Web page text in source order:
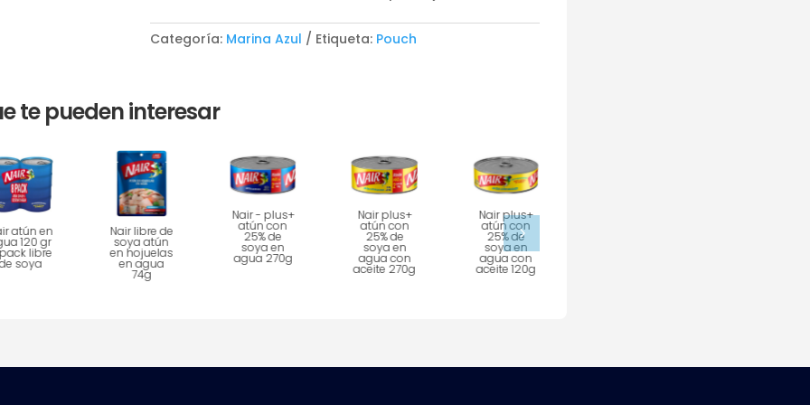
Categoría: Marina Azul Etiqueta: Pouch
te pueden interesar
atún en
120 gr
libre
soya
Nair libre de
soya atún
en hojuelas
en agua
74g
Nair - plus+
atún con
25% de
soya en
agua 270g
Nair plus+
atún con
25% de
soya en
agua con
aceite 270g
Nair plus+
atún con
25% de
soya en
agua con
aceite 120g
5